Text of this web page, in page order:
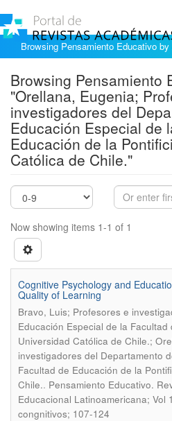
Browsing Pensamiento Educativo
Browsing Pensamiento
"Orellana, Eugenia;
investigadores del
Educación Especial de
Educación de la
Católica de Chile."
Now showing items 1-1 of 1
Cognitive Psychology and
Quality of Learning
Bravo, Luis; Profesores e
Educación Especial de la
Universidad Católica de Chile.;
investigadores del Departamento
Facultad de Educación de la
Chile.. Pensamiento Educativo.
Educacional Latinoamericana; Vol
congnitivos; 107-124